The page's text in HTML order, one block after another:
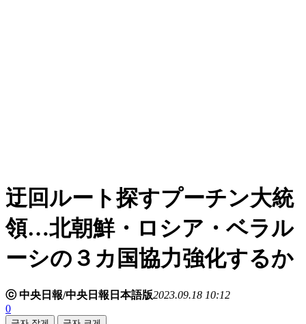
迂回ルート探すプーチン大統
領…北朝鮮・ロシア・ベラル
ーシの３カ国協力強化するか
ⓒ 中央日報/中央日報日本語版2023.09.18 10:12
0